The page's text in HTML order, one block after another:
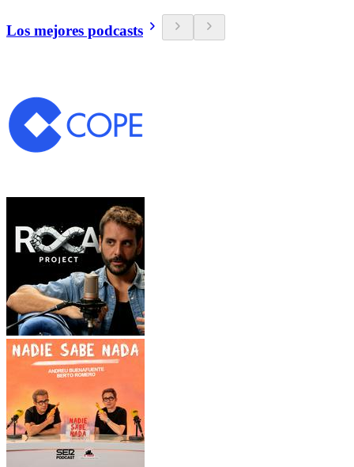
Los mejores podcasts